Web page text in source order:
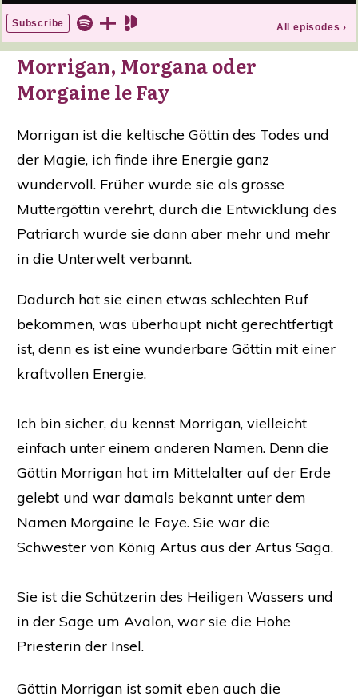
Morrigan, Morgana oder
Morgaine le Fay
Morrigan ist die keltische Göttin des Todes und
der Magie, ich finde ihre Energie ganz
wundervoll. Früher wurde sie als grosse
Muttergöttin verehrt, durch die Entwicklung des
Patriarch wurde sie dann aber mehr und mehr
in die Unterwelt verbannt.
Dadurch hat sie einen etwas schlechten Ruf
bekommen, was überhaupt nicht gerechtfertigt
ist, denn es ist eine wunderbare Göttin mit einer
kraftvollen Energie.
Ich bin sicher, du kennst Morrigan, vielleicht
einfach unter einem anderen Namen. Denn die
Göttin Morrigan hat im Mittelalter auf der Erde
gelebt und war damals bekannt unter dem
Namen Morgaine le Faye. Sie war die
Schwester von König Artus aus der Artus Saga.
Sie ist die Schützerin des Heiligen Wassers und
in der Sage um Avalon, war sie die Hohe
Priesterin der Insel.
Göttin Morrigan ist somit eben auch die